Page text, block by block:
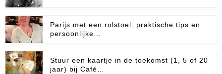
Parijs met een rolstoel: praktische tips en
persoonlijke…
Stuur een kaartje in de toekomst (1, 5 of 20
jaar) bij Café…